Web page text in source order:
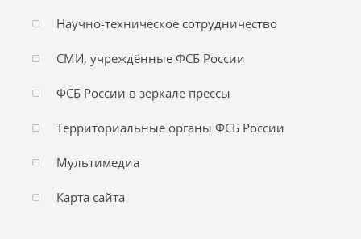
Научно-техническое сотрудничество
СМИ, учреждённые ФСБ России
ФСБ России в зеркале прессы
Территориальные органы ФСБ России
Мультимедиа
Карта сайта